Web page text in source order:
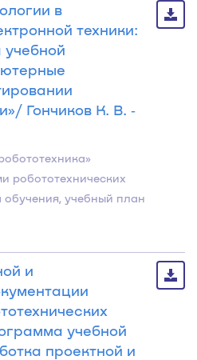
в
техники:
Гончиков К. В. ‐
робототехнических
учебный план
и
учебной
проектной и